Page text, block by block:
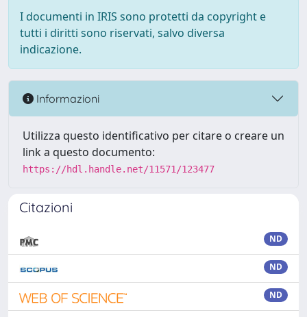
I documenti in IRIS sono protetti da copyright e
tutti i diritti sono riservati, salvo diversa
indicazione.
Informazioni
Utilizza questo identificativo per citare o creare un
link a questo documento:
https://hdl.handle.net/11571/123477
Citazioni
ND
ND
ND